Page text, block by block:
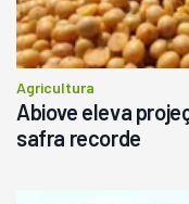
Agricultura
Abiove eleva
safra recorde